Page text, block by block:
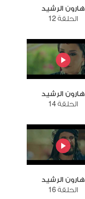
هارون الرشيد
الحلقة 12
هارون الرشيد
الحلقة 14
هارون الرشيد
الحلقة 16